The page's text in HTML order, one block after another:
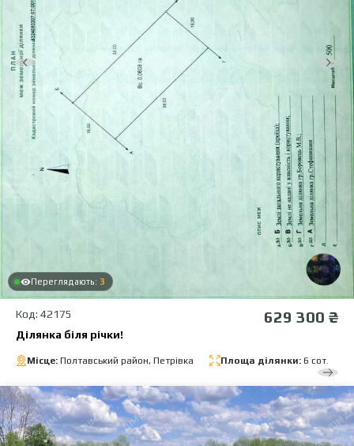
Переглядають: 3
Код: 42175 629 300 ₴
Ділянка біля річки!
Місце: Полтавський район, Петрівка Площа ділянки: 6 сот.